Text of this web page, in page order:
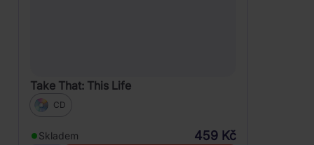
Take That: This Life
CD
Skladem 459 Kč